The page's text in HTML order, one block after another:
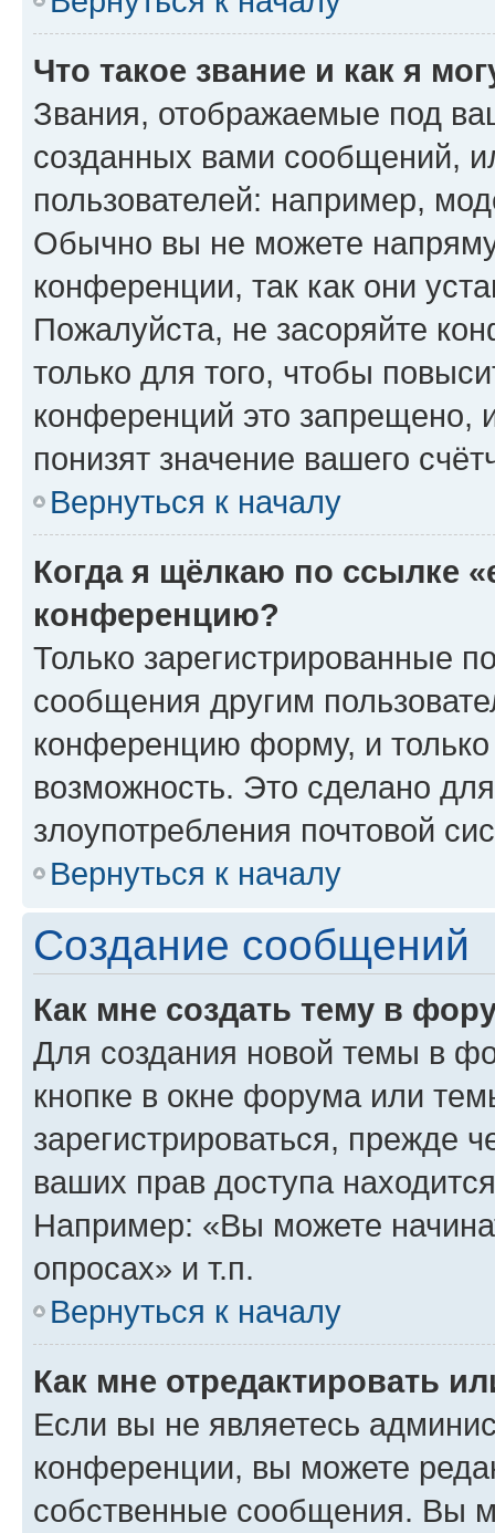
Что такое звание и как я
Звания, отображаемые под
созданных вами сообщений,
пользователей: например,
Обычно вы не можете
конференции, так как они
Пожалуйста, не засоряйте
только для того, чтобы
конференций это запрещено,
понизят значение вашего
Вернуться к началу
Когда я щёлкаю по ссылке
конференцию?
Только зарегистрированные
сообщения другим
конференцию форму, и
возможность. Это сделано
злоупотребления почтовой
Вернуться к началу
Создание сообщений
Как мне создать тему в
Для создания новой темы в
кнопке в окне форума или
зарегистрироваться, прежде
ваших прав доступа
Например: «Вы можете
опросах» и т.п.
Вернуться к началу
Как мне отредактировать
Если вы не являетесь
конференции, вы можете
собственные сообщения. Вы